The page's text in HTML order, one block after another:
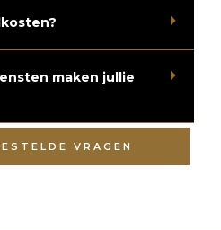
maken jullie
VRAGEN